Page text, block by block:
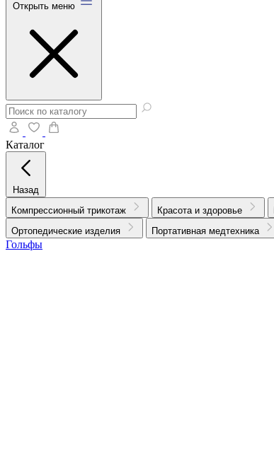
Открыть меню
Каталог
Назад
Компрессионный трикотаж
Красота и здоровье
Ортопедические изделия
Портативная медтехника
Гольфы